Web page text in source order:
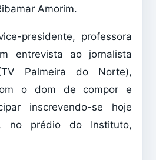
Amorim.
presidente, professora
entrevista ao jornalista
Palmeira do Norte),
o dom de compor e
inscrevendo-se hoje
no prédio do Instituto,